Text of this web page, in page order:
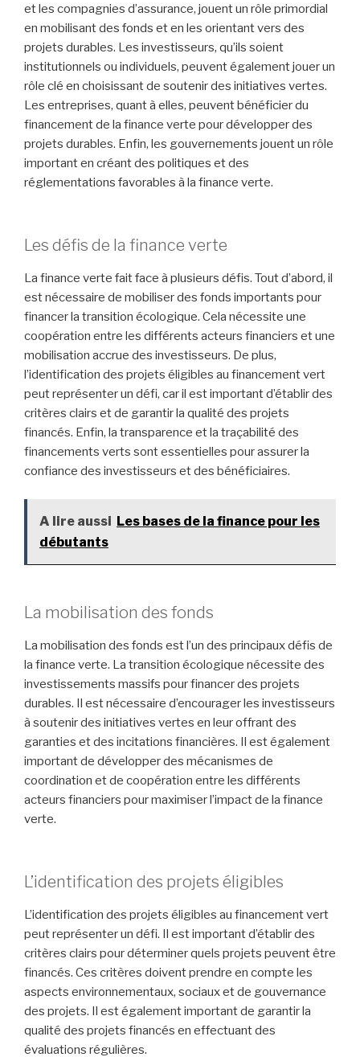
et les compagnies d’assurance, jouent un rôle primordial
en mobilisant des fonds et en les orientant vers des
projets durables. Les investisseurs, qu’ils soient
institutionnels ou individuels, peuvent également jouer un
rôle clé en choisissant de soutenir des initiatives vertes.
Les entreprises, quant à elles, peuvent bénéficier du
financement de la finance verte pour développer des
projets durables. Enfin, les gouvernements jouent un rôle
important en créant des politiques et des
réglementations favorables à la finance verte.
Les défis de la finance verte
La finance verte fait face à plusieurs défis. Tout d’abord, il
est nécessaire de mobiliser des fonds importants pour
financer la transition écologique. Cela nécessite une
coopération entre les différents acteurs financiers et une
mobilisation accrue des investisseurs. De plus,
l’identification des projets éligibles au financement vert
peut représenter un défi, car il est important d’établir des
critères clairs et de garantir la qualité des projets
financés. Enfin, la transparence et la traçabilité des
financements verts sont essentielles pour assurer la
confiance des investisseurs et des bénéficiaires.
A lire aussi Les bases de la finance pour les
débutants
La mobilisation des fonds
La mobilisation des fonds est l’un des principaux défis de
la finance verte. La transition écologique nécessite des
investissements massifs pour financer des projets
durables. Il est nécessaire d’encourager les investisseurs
à soutenir des initiatives vertes en leur offrant des
garanties et des incitations financières. Il est également
important de développer des mécanismes de
coordination et de coopération entre les différents
acteurs financiers pour maximiser l’impact de la finance
verte.
L’identification des projets éligibles
L’identification des projets éligibles au financement vert
peut représenter un défi. Il est important d’établir des
critères clairs pour déterminer quels projets peuvent être
financés. Ces critères doivent prendre en compte les
aspects environnementaux, sociaux et de gouvernance
des projets. Il est également important de garantir la
qualité des projets financés en effectuant des
évaluations régulières.